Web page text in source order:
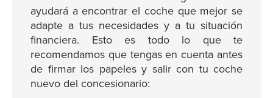
ayudará a encontrar el coche que mejor se
adapte a tus necesidades y a tu situación
financiera. Esto es todo lo que te
recomendamos que tengas en cuenta antes
de firmar los papeles y salir con tu coche
nuevo del concesionario: